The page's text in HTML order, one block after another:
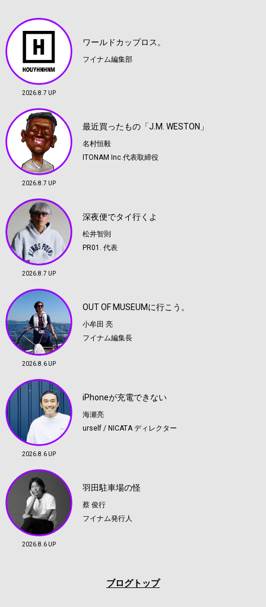
2026.8.7 UP
ワールドカップロス。
フイナム編集部
2026.8.7 UP
最近買ったもの「J.M. WESTON」
名村恒毅
ITONAM Inc.代表取締役
2026.8.7 UP
深夜便でタイ行くよ
松井智則
PR01. 代表
2026.8.6 UP
OUT OF MUSEUMに行こう。
小牟田 亮
フイナム編集長
2026.8.6 UP
iPhoneが充電できない
海瀬亮
urself / NICATA ディレクター
2026.8.6 UP
羽田駐車場の怪
蔡 俊行
フイナム発行人
ブログトップ